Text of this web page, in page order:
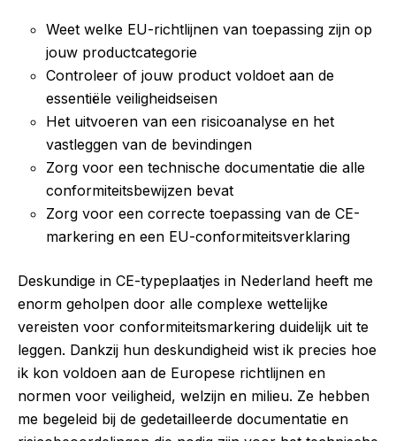
Weet welke EU-richtlijnen van toepassing zijn op
jouw productcategorie
Controleer of jouw product voldoet aan de
essentiële veiligheidseisen
Het uitvoeren van een risicoanalyse en het
vastleggen van de bevindingen
Zorg voor een technische documentatie die alle
conformiteitsbewijzen bevat
Zorg voor een correcte toepassing van de CE-
markering en een EU-conformiteitsverklaring
Deskundige in CE-typeplaatjes in Nederland heeft me
enorm geholpen door alle complexe wettelijke
vereisten voor conformiteitsmarkering duidelijk uit te
leggen. Dankzij hun deskundigheid wist ik precies hoe
ik kon voldoen aan de Europese richtlijnen en
normen voor veiligheid, welzijn en milieu. Ze hebben
me begeleid bij de gedetailleerde documentatie en